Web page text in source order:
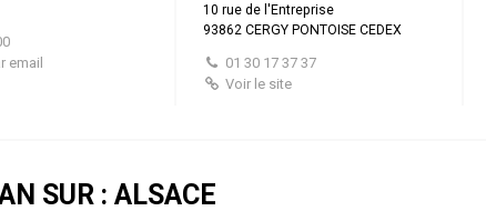
email
10 rue de l'Entreprise
93862 CERGY PONTOISE CEDEX
01 30 17 37 37
Voir le site
SUR : ALSACE